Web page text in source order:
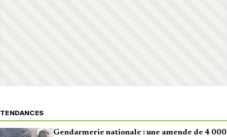
TENDANCES
Gendarmerie nationale : une amende de 4 000